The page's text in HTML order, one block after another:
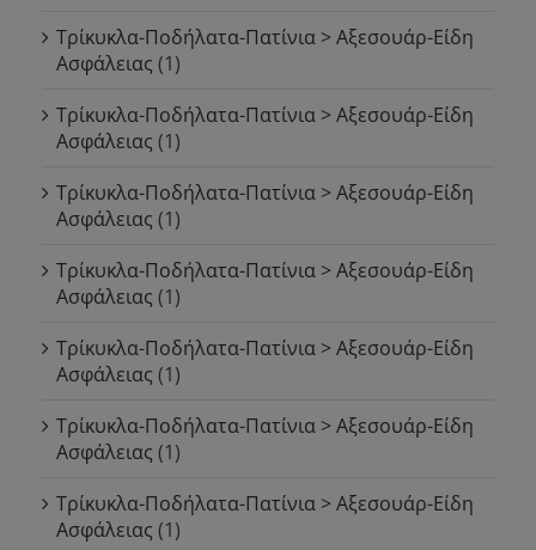
Τρίκυκλα-Ποδήλατα-Πατίνια > Αξεσουάρ-Είδη
Ασφάλειας (1)
Τρίκυκλα-Ποδήλατα-Πατίνια > Αξεσουάρ-Είδη
Ασφάλειας (1)
Τρίκυκλα-Ποδήλατα-Πατίνια > Αξεσουάρ-Είδη
Ασφάλειας (1)
Τρίκυκλα-Ποδήλατα-Πατίνια > Αξεσουάρ-Είδη
Ασφάλειας (1)
Τρίκυκλα-Ποδήλατα-Πατίνια > Αξεσουάρ-Είδη
Ασφάλειας (1)
Τρίκυκλα-Ποδήλατα-Πατίνια > Αξεσουάρ-Είδη
Ασφάλειας (1)
Τρίκυκλα-Ποδήλατα-Πατίνια > Αξεσουάρ-Είδη
Ασφάλειας (1)